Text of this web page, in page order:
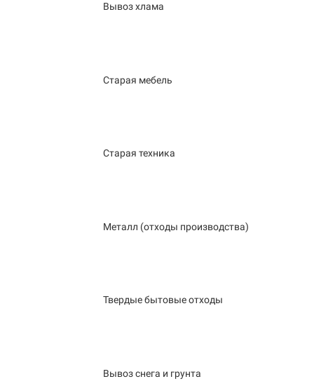
Вывоз хлама
Старая мебель
Старая техника
Металл (отходы производства)
Твердые бытовые отходы
Вывоз снега и грунта